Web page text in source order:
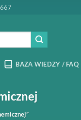
BAZA WIEDZY / FAQ